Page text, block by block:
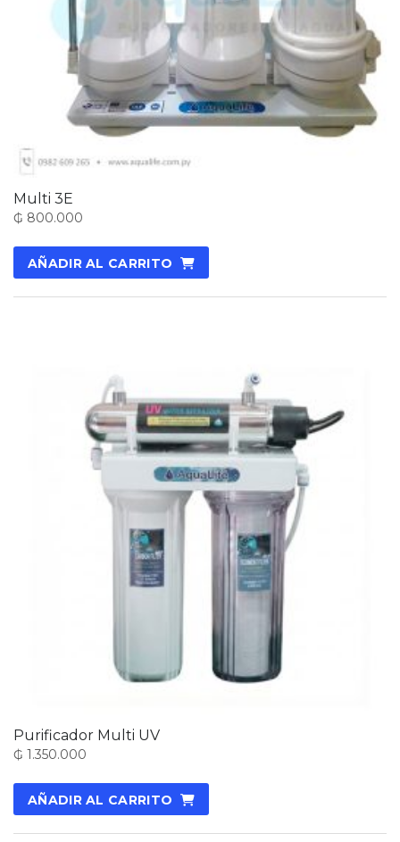
Multi 3E
₲ 800.000
AÑADIR AL CARRITO
Purificador Multi UV
₲ 1.350.000
AÑADIR AL CARRITO